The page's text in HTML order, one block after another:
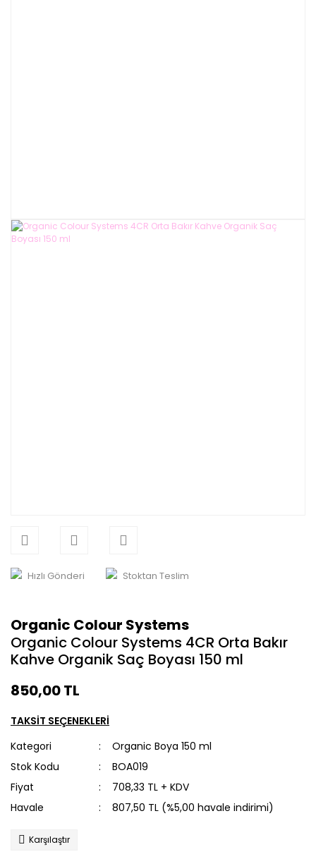
Hızlı Gönderi Stoktan Teslim
Organic Colour Systems
Organic Colour Systems 4CR Orta Bakır
Kahve Organik Saç Boyası 150 ml
850,00 TL
TAKSİT SEÇENEKLERİ
Kategori
Organic Boya 150 ml
Stok Kodu
BOA019
Fiyat
708,33 TL + KDV
Havale
807,50 TL (%5,00 havale indirimi)
Karşılaştır